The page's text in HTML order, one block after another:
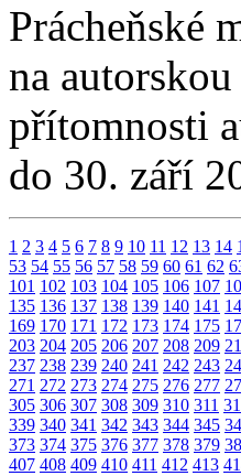
Prácheňské
na
přítomnosti
do 30. září
1 2 3 4 5 6 7 8 9 10 11 12 13 14
53 54 55 56 57 58 59 60 61 62
101 102 103 104 105 106 107
135 136 137 138 139 140 141
169 170 171 172 173 174 175
203 204 205 206 207 208 209
237 238 239 240 241 242 243
271 272 273 274 275 276 277
305 306 307 308 309 310 311
339 340 341 342 343 344 345
373 374 375 376 377 378 379
407 408 409 410 411 412 413